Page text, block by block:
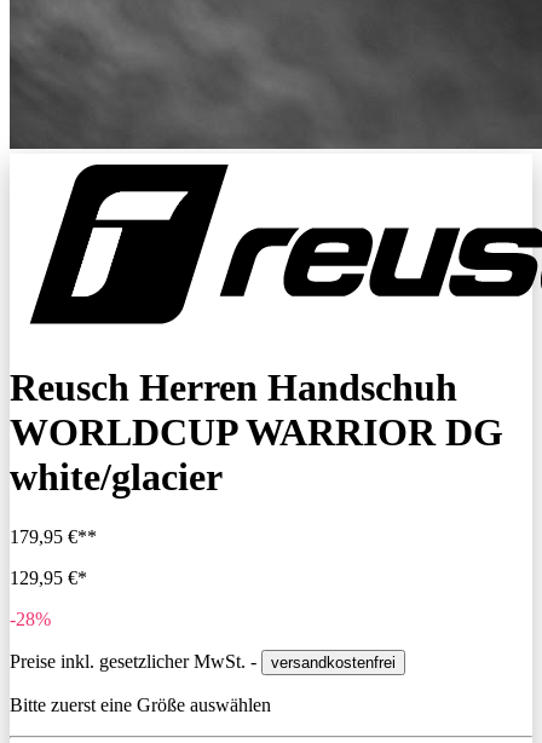
Reusch Herren Handschuh
WORLDCUP WARRIOR DG
white/glacier
179,95 €**
129,95 €*
-28%
Preise inkl. gesetzlicher MwSt. - versandkostenfrei
Bitte zuerst eine Größe auswählen